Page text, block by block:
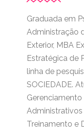
Graduada em
Administração
Exterior, MBA
Estratégica de
linha de
SOCIEDADE.
Administrativos
Treinamento e